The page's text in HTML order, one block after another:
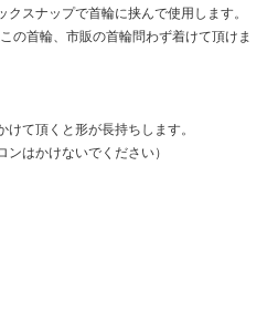
スナップで首輪に挟んで使用します。
首輪、市販の首輪問わず着けて頂けま
て頂くと形が長持ちします。
はかけないでください）